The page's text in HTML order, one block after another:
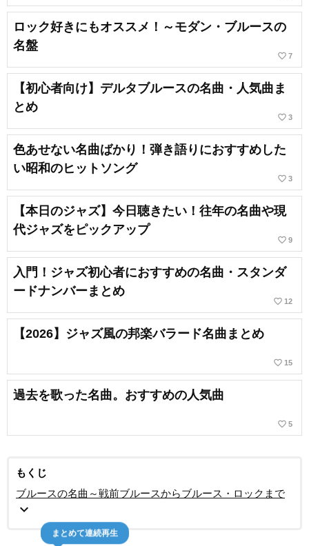
ロック好きにもオススメ！～モダン・ブルースの
名盤
favorite_border 7
【初心者向け】デルタブルースの名曲・人気曲ま
とめ
favorite_border 3
色あせない名曲ばかり！弾き語りにおすすめした
い昭和のヒットソング
favorite_border 3
【本日のジャズ】今日聴きたい！往年の名曲や現
代ジャズをピックアップ
favorite_border 9
入門！ジャズ初心者におすすめの名曲・スタンダ
ードナンバーまとめ
favorite_border 12
【2026】ジャズ風の邦楽バラード名曲まとめ
favorite_border 15
過去を歌った名曲。おすすめの人気曲
favorite_border 5
もくじ
ブルースの名曲～戦前ブルースからブルース・ロックまで
expand_more
まとめて連続再生